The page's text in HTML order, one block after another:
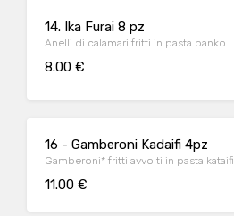
14. Ika Furai 8 pz
Anelli di calamari fritti in pasta panko
8.00 €
16 - Gamberoni Kadaifi 4pz
Gamberoni* fritti avvolti in pasta kataifi
11.00 €